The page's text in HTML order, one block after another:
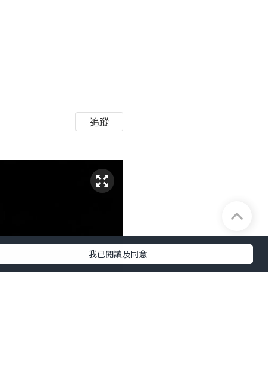
追蹤
我已閱讀及同意